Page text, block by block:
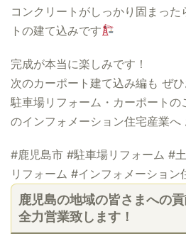
コンクリートがしっかり固まっ
トの建て込みです
完成が本当に楽しみです！
次のカーポート建て込み編も ぜひ
駐車場リフォーム・カーポート
のインフォメーション住宅産業へ
#鹿児島市 #駐車場リフォーム #
リフォーム #インフォメーション
鹿児島の地域の皆さまへの
全力営業致します！